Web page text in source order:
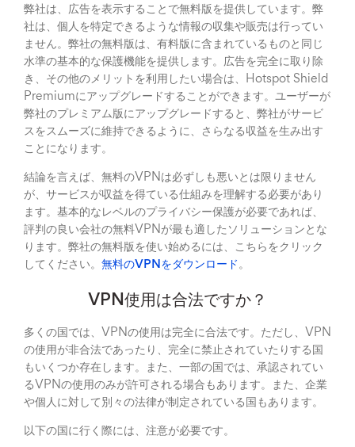
弊社は、広告を表示することで無料版を提供しています。弊
社は、個人を特定できるような情報の収集や販売は行ってい
ません。弊社の無料版は、有料版に含まれているものと同じ
水準の基本的な保護機能を提供します。広告を完全に取り除
き、その他のメリットを利用したい場合は、Hotspot Shield
Premiumにアップグレードすることができます。ユーザーが
弊社のプレミアム版にアップグレードすると、弊社がサービ
スをスムーズに維持できるように、さらなる収益を生み出す
ことになります。
結論を言えば、無料のVPNは必ずしも悪いとは限りません
が、サービスが収益を得ている仕組みを理解する必要があり
ます。基本的なレベルのプライバシー保護が必要であれば、
評判の良い会社の無料VPNが最も適したソリューションとな
ります。弊社の無料版を使い始めるには、こちらをクリック
してください。 無料のVPNをダウンロード 。
VPN使用は合法ですか？
多くの国では、VPNの使用は完全に合法です。ただし、VPN
の使用が非合法であったり、完全に禁止されていたりする国
もいくつか存在します。また、一部の国では、承認されてい
るVPNの使用のみが許可される場合もあります。また、企業
や個人に対して別々の法律が制定されている国もあります。
以下の国に行く際には、注意が必要です。